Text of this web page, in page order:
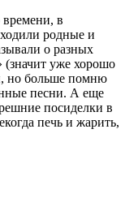
в
родные и
о разных
(значит уже хорошо
но больше помню
песни. А еще
посиделки в
печь и жарить,